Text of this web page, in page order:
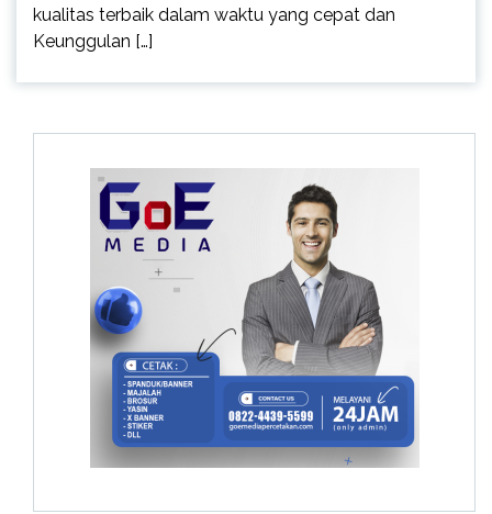
kualitas terbaik dalam waktu yang cepat dan
Keunggulan […]